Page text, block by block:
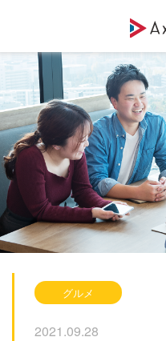
グルメ
2021.09.28